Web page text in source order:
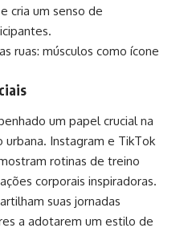
cria um senso de
ruas: músculos como ícone
um papel crucial na
urbana. Instagram e TikTok
rotinas de treino
corporais inspiradoras.
suas jornadas
a adotarem um estilo de